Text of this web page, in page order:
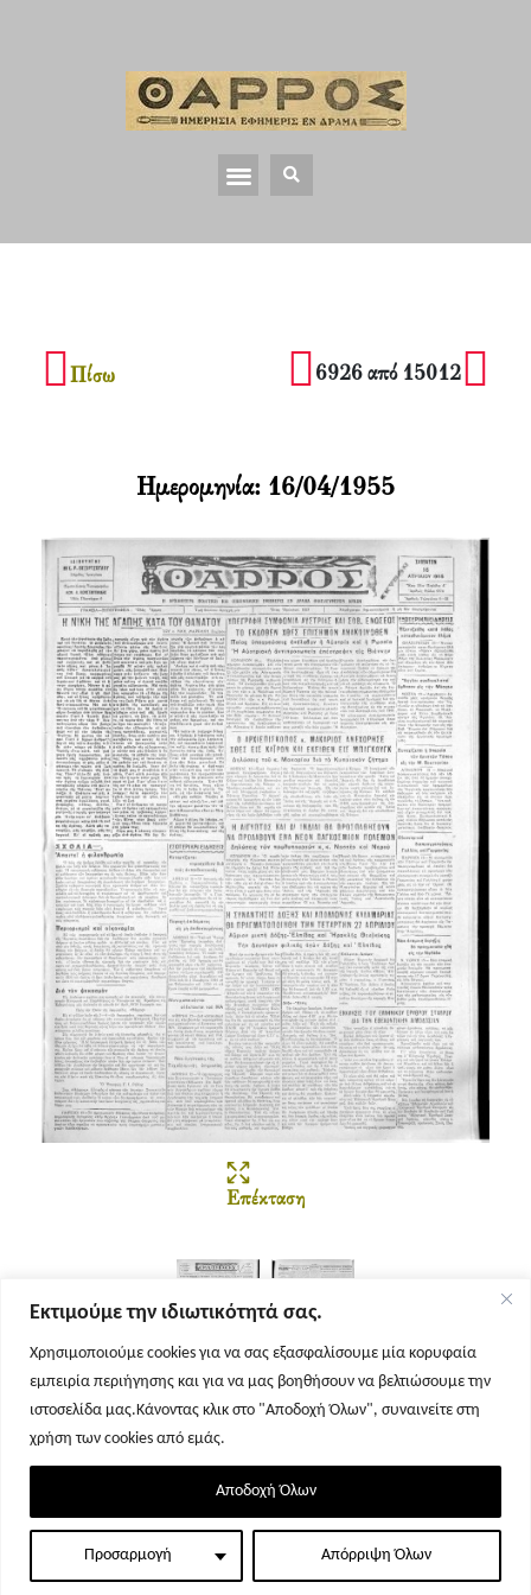
Εκτιμούμε την ιδιωτικότητά σας.
Χρησιμοποιούμε cookies για να σας εξασφαλίσουμε μία κορυφαία
εμπειρία περιήγησης και για να μας βοηθήσουν να βελτιώσουμε την
ιστοσελίδα μας.Κάνοντας κλικ στο "Αποδοχή Όλων", συναινείτε στη
χρήση των cookies από εμάς.
Προσαρμογή Απόρριψη Όλων
Αποδοχή Όλων
Πίσω 6926 από 15012
Επέκταση
Σελίδα 1 Σελίδα 2
Ημερομηνία: 16/04/1955